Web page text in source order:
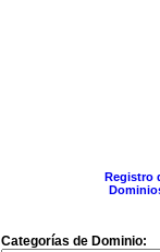
Registro
Categorías de Dominio: